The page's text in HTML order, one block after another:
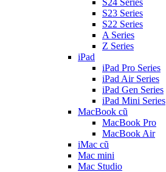
S24 Series
S23 Series
S22 Series
A Series
Z Series
iPad
iPad Pro Series
iPad Air Series
iPad Gen Series
iPad Mini Series
MacBook cũ
MacBook Pro
MacBook Air
iMac cũ
Mac mini
Mac Studio